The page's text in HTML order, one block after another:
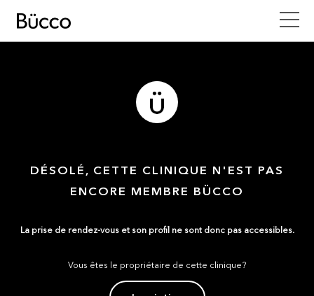
DÉSOLÉ, CETTE CLINIQUE N'EST PAS
ENCORE MEMBRE BÜCCO
La prise de rendez-vous et son profil ne sont donc pas accessibles.
Vous êtes le propriétaire de cette clinique?